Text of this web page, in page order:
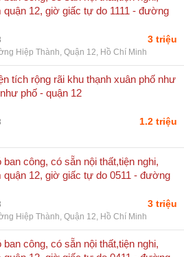
quận 12, giờ giấc tự do 1111 - đường
phường hiệp thành, quận 12, hồ
3 triệu
Hiệp Thành, Quận 12, Hồ Chí Minh
tích rộng rãi khu thạnh xuân phố như
phố - quận 12
1.2 triệu
ban công, có sẵn nội thất,tiện nghi,
quận 12, giờ giấc tự do 0511 - đường
phường hiệp thành, quận 12, hồ
3 triệu
Hiệp Thành, Quận 12, Hồ Chí Minh
ban công, có sẵn nội thất,tiện nghi,